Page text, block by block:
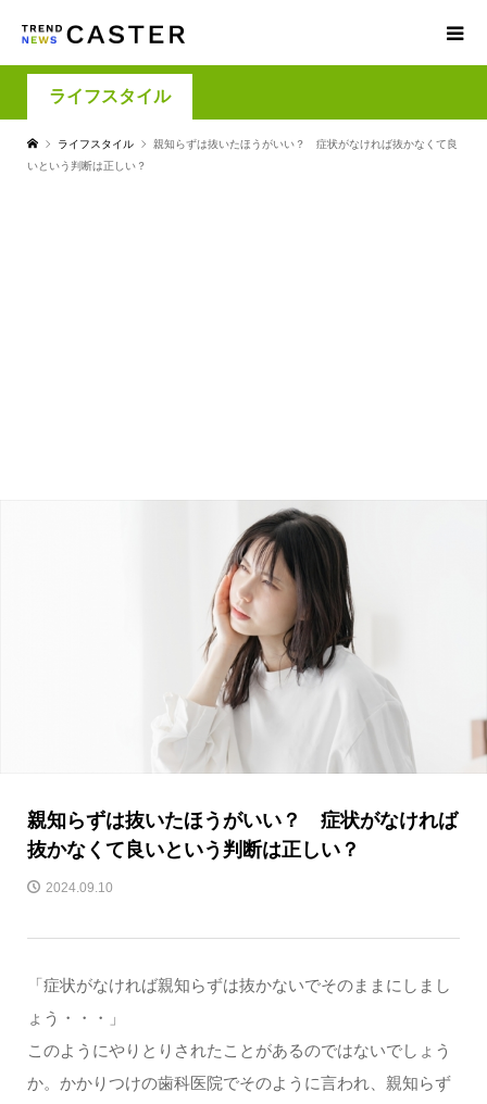
ライフスタイル
ライフスタイル
親知らずは抜いたほうがいい？ 症状がなければ抜かなくて良
いという判断は正しい？
親知らずは抜いたほうがいい？ 症状がなければ
抜かなくて良いという判断は正しい？
2024.09.10
「症状がなければ親知らずは抜かないでそのままにしまし
ょう・・・」
このようにやりとりされたことがあるのではないでしょう
か。かかりつけの歯科医院でそのように言われ、親知らず